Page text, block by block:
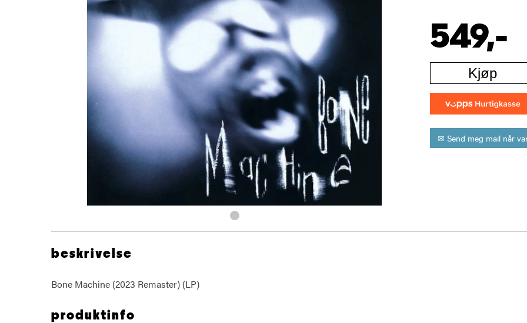
549,-
Kjøp
✉ Send meg mail når
beskrivelse
Bone Machine (2023 Remaster) (LP)
produktinfo